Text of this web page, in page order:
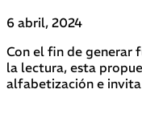
6 abril, 2024
Con el fin de generar
la lectura, esta
alfabetización e